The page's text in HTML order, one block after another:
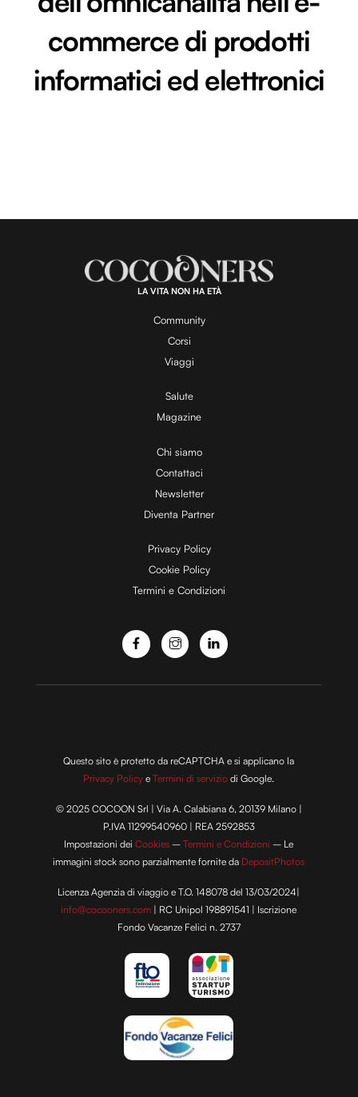
commerce di prodotti
informatici ed elettronici
LA VITA NON HA ETÀ
Community
Corsi
Viaggi
Salute
Magazine
Chi siamo
Contattaci
Newsletter
Diventa Partner
Privacy Policy
Cookie Policy
Termini e Condizioni
Questo sito è protetto da reCAPTCHA e si applicano la
Privacy Policy eTermini di servizio di Google.
© 2025 COCOON Srl | Via A. Calabiana 6, 20139 Milano |
P.IVA 11299540960 | REA 2592853
Impostazioni deiCookies –Termini e Condizioni – Le
immagini stock sono parzialmente fornite da DepositPhotos
Licenza Agenzia di viaggio e T.O. 148078 del 13/03/2024|
info@cocooners.com | RC Unipol 198891541 | Iscrizione
Fondo Vacanze Felici n. 2737